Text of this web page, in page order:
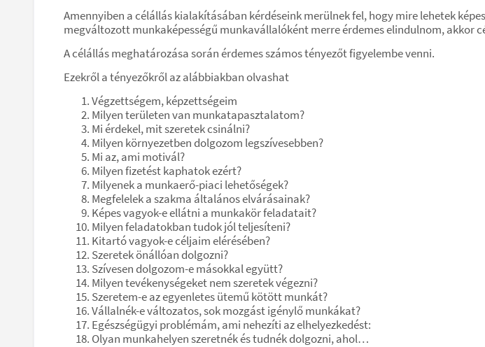
Amennyiben a célállás kialakításában kérdéseink merülnek fel, hogy mire lehetek
megváltozott munkaképességű munkavállalóként merre érdemes elindulnom, akkor
A célállás meghatározása során érdemes számos tényezőt figyelembe venni.
Ezekről a tényezőkről az alábbiakban olvashat
Végzettségem, képzettségeim
Milyen területen van munkatapasztalatom?
Mi érdekel, mit szeretek csinálni?
Milyen környezetben dolgozom legszívesebben?
Mi az, ami motivál?
Milyen fizetést kaphatok ezért?
Milyenek a munkaerő-piaci lehetőségek?
Megfelelek a szakma általános elvárásainak?
Képes vagyok-e ellátni a munkakör feladatait?
Milyen feladatokban tudok jól teljesíteni?
Kitartó vagyok-e céljaim elérésében?
Szeretek önállóan dolgozni?
Szívesen dolgozom-e másokkal együtt?
Milyen tevékenységeket nem szeretek végezni?
Szeretem-e az egyenletes ütemű kötött munkát?
Vállalnék-e változatos, sok mozgást igénylő munkákat?
Egészségügyi problémám, ami nehezíti az elhelyezkedést:
Olyan munkahelyen szeretnék és tudnék dolgozni, ahol…